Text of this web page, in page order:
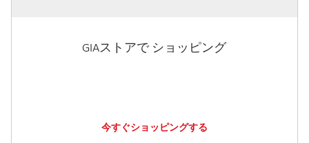
GIAストアで ショッピング
今すぐショッピングする